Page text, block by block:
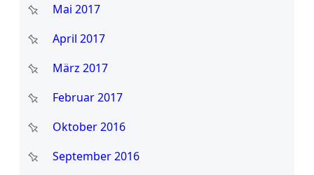
Mai 2017
April 2017
März 2017
Februar 2017
Oktober 2016
September 2016